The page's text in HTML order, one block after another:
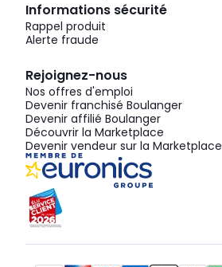
Informations sécurité
Rappel produit
Alerte fraude
Rejoignez-nous
Nos offres d'emploi
Devenir franchisé Boulanger
Devenir affilié Boulanger
Découvrir la Marketplace
Devenir vendeur sur la Marketplace